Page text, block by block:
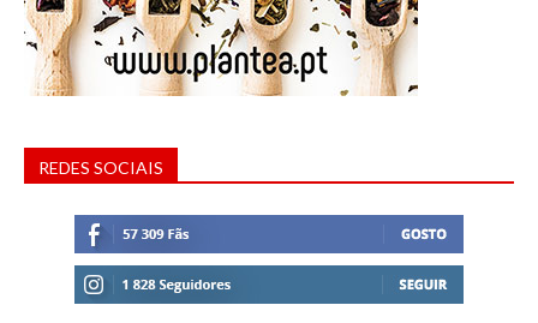
REDES SOCIAIS